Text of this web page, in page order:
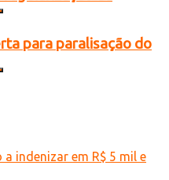
para paralisação do